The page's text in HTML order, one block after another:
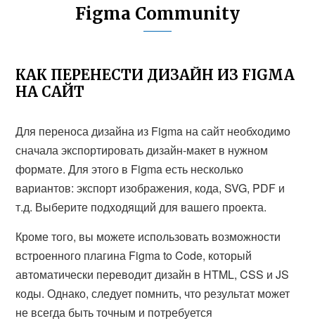
Figma Community
КАК ПЕРЕНЕСТИ ДИЗАЙН ИЗ FIGMA
НА САЙТ
Для переноса дизайна из Figma на сайт необходимо
сначала экспортировать дизайн-макет в нужном
формате. Для этого в Figma есть несколько
вариантов: экспорт изображения, кода, SVG, PDF и
т.д. Выберите подходящий для вашего проекта.
Кроме того, вы можете использовать возможности
встроенного плагина Figma to Code, который
автоматически переводит дизайн в HTML, CSS и JS
коды. Однако, следует помнить, что результат может
не всегда быть точным и потребуется